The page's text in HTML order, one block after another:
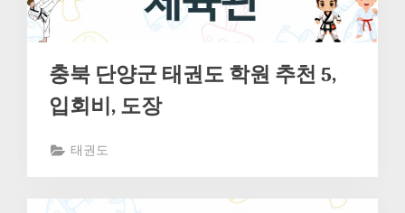
충북 단양군 태권도 학원 추천 5,
입회비, 도장
태권도